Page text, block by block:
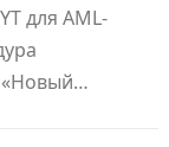
для AML-
«Новый…